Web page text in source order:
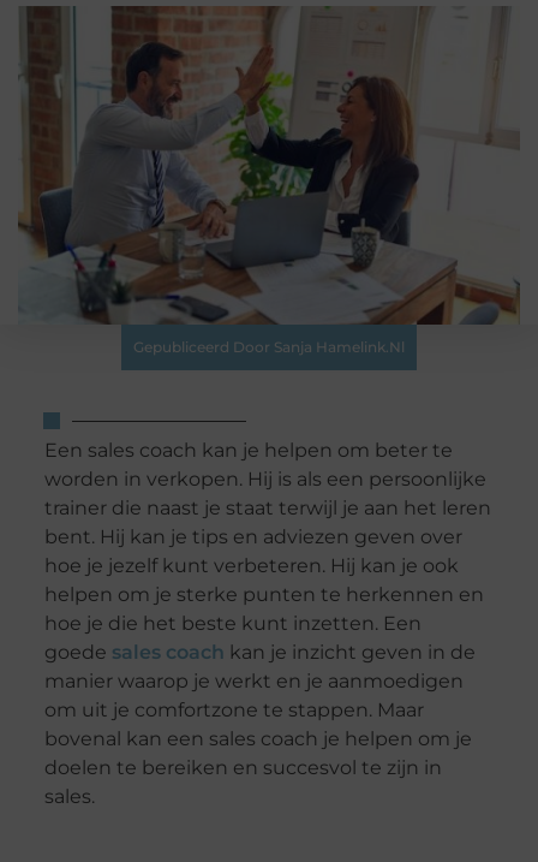
Gepubliceerd Door Sanja Hamelink.nl
Een sales coach kan je helpen om beter te
worden in verkopen. Hij is als een persoonlijke
trainer die naast je staat terwijl je aan het leren
bent. Hij kan je tips en adviezen geven over
hoe je jezelf kunt verbeteren. Hij kan je ook
helpen om je sterke punten te herkennen en
hoe je die het beste kunt inzetten. Een
goede sales coach kan je inzicht geven in de
manier waarop je werkt en je aanmoedigen
om uit je comfortzone te stappen. Maar
bovenal kan een sales coach je helpen om je
doelen te bereiken en succesvol te zijn in
sales.